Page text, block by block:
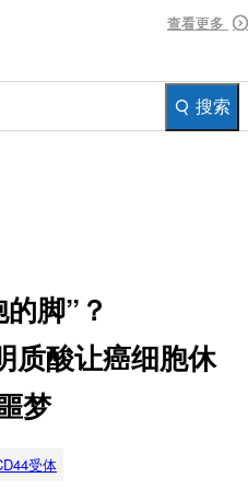
生物谷
搜索
脚”？
质酸让癌细胞休
梦
受体
查看更多
查看更多
查看更多